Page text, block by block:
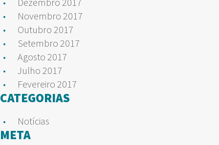
Novembro 2017
Outubro 2017
Setembro 2017
Agosto 2017
Julho 2017
Fevereiro 2017
CATEGORIAS
Notícias
META